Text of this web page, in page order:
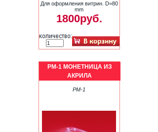
Для оформления витрин. D=80
mm
1800руб.
PM-1 МОНЕТНИЦА ИЗ
АКРИЛА
PM-1